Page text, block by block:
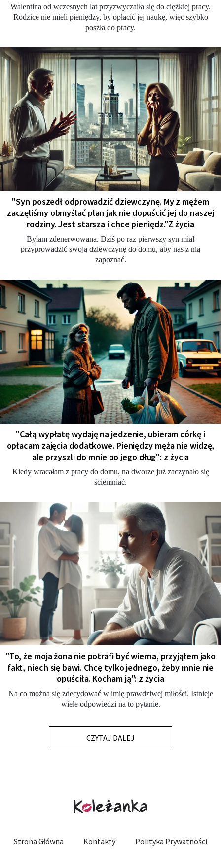
Walentina od wczesnych lat przyzwyczaiła się do ciężkiej pracy.
Rodzice nie mieli pieniędzy, by opłacić jej naukę, więc szybko
poszła do pracy.
"Syn poszedł odprowadzić dziewczynę. My z mężem
zaczęliśmy obmyślać plan jak nie dopuścić jej do naszej
rodziny. Jest starsza i chce pieniędz."Z życia
Byłam zdenerwowana. Dziś po raz pierwszy syn miał
przyprowadzić swoją dziewczynę do domu, aby nas z nią
zapoznać.
"Całą wypłatę wydaję na jedzenie, ubieram córkę i
opłacam zajęcia dodatkowe. Pieniędzy męża nie widzę,
ale przyszli do mnie po jego dług": z życia
Kiedy wracałam z pracy do domu, na dworze już zaczynało się
ściemniać.
"To, że moja żona nie potrafi być wierna, przyjąłem jako
fakt, niech się bawi. Chcę tylko jednego, żeby mnie nie
opuściła. Kocham ją": z życia
Na co można się zdecydować w imię prawdziwej miłości. Istnieje
wiele odpowiedzi na to pytanie.
CZYTAJ DALEJ
Strona Główna Kontakty Polityka Prywatności